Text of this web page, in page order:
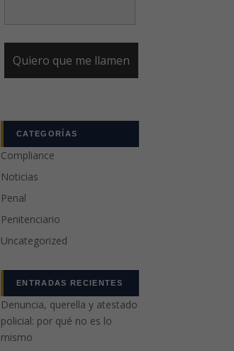
CATEGORÍAS
Compliance
Noticias
Penal
Penitenciario
Uncategorized
ENTRADAS RECIENTES
Denuncia, querella y atestado
policial: por qué no es lo
mismo